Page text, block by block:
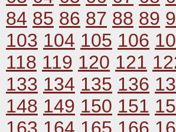
84 85 86 87 88 89
103 104 105 106
118 119 120 121
133 134 135 136
148 149 150 151